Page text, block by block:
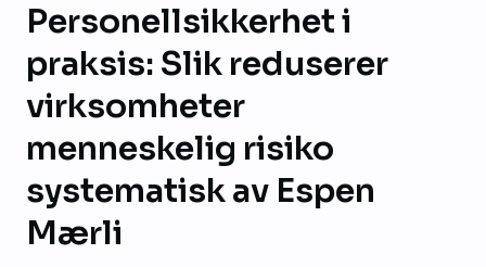
Personellsikkerhet i
praksis: Slik reduserer
virksomheter
menneskelig risiko
systematisk av Espen
Mærli